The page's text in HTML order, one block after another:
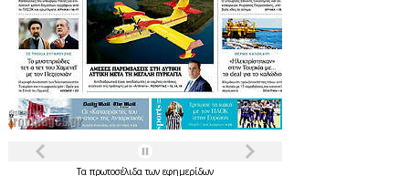
Τα πρωτοσέλιδατων εφημερίδων